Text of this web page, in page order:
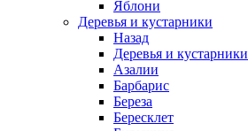
Яблони
Деревья и кустарники
Назад
Деревья и кустарники
Азалии
Барбарис
Береза
Бересклет